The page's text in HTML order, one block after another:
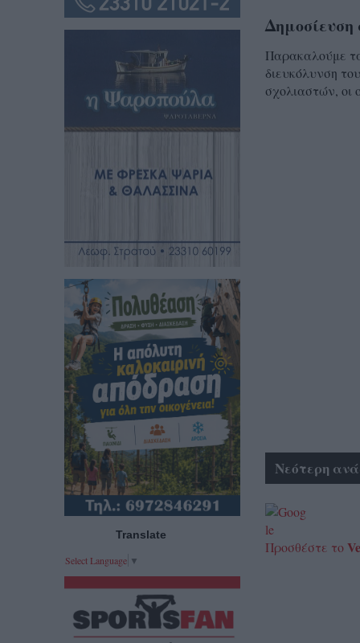
Δημοσίευση
Παρακαλούμε
διευκόλυνση
σχολιαστών, οι
Νεότερη
Προσθέστε το
Translate
Select Language ▼